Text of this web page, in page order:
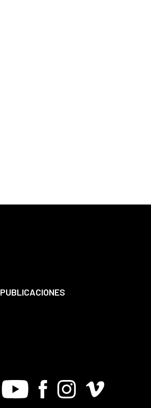
PUBLICACIONES
Youtube FacebookInstagram
Vimeo